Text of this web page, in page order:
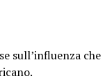
sull’influenza che